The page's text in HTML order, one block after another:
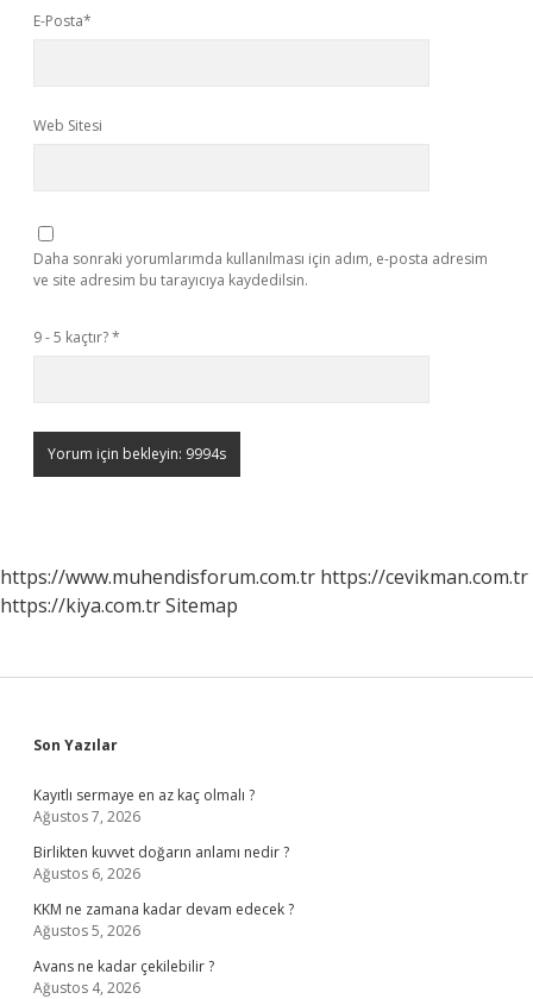
E-Posta*
Web Sitesi
Daha sonraki yorumlarımda kullanılması için adım, e-posta adresim
ve site adresim bu tarayıcıya kaydedilsin.
9 - 5 kaçtır?*
https://www.muhendisforum.com.tr https://cevikman.com.tr
https://kiya.com.trSitemap
Sidebar
Son Yazılar
Kayıtlı sermaye en az kaç olmalı ?
Ağustos 7, 2026
Birlikten kuvvet doğarın anlamı nedir ?
Ağustos 6, 2026
KKM ne zamana kadar devam edecek ?
Ağustos 5, 2026
Avans ne kadar çekilebilir ?
Ağustos 4, 2026